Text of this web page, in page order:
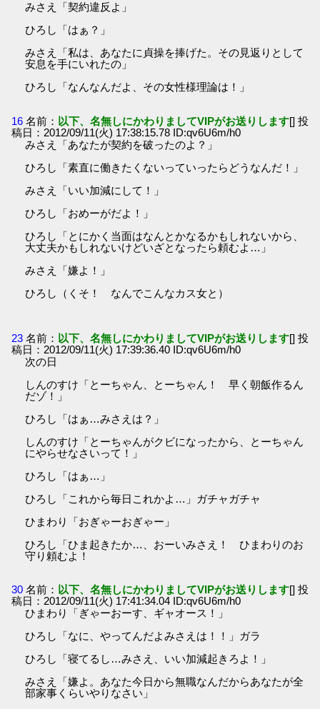
みさえ「契約違反よ」
ひろし「はぁ？」
みさえ「私は、あなたに貞操を捧げた。その見返りとして
安息を手にいれたの」
ひろし「なんなんだよ、その女性様理論は！」
16 名前： 以下、名無しにかわりましてVIPがお送りします[] 投
稿日：2012/09/11(火) 17:38:15.78 ID:qv6U6m/h0
みさえ「あなたが契約を破ったのよ？」
ひろし「素直に働きたくないっていったらどうなんだ！」
みさえ「いい加減にして！」
ひろし「おめーがだよ！」
ひろし「とにかく当面はなんとかなるかもしれないから、
大丈夫かもしれないけどいざとなったら頼むよ…」
みさえ「嫌よ！」
ひろし（くそ！ なんでこんなカス女と）
23 名前： 以下、名無しにかわりましてVIPがお送りします[] 投
稿日：2012/09/11(火) 17:39:36.40 ID:qv6U6m/h0
次の日
しんのすけ「とーちゃん、とーちゃん！ 早く朝飯作るん
だゾ！」
ひろし「はぁ…みさえは？」
しんのすけ「とーちゃんがクビになったから、とーちゃん
にやらせなさいって！」
ひろし「はぁ…」
ひろし「これから毎日これかよ…」ガチャガチャ
ひまわり「おぎゃーおぎゃー」
ひろし「ひま起きたか…、おーいみさえ！ ひまわりのお
守り頼むよ！
30 名前： 以下、名無しにかわりましてVIPがお送りします[] 投
稿日：2012/09/11(火) 17:41:34.04 ID:qv6U6m/h0
ひまわり「ぎゃーおーす、ギャオース！」
ひろし「なに、やってんだよみさえは！！」ガラ
ひろし「寝てるし…みさえ、いい加減起きろよ！」
みさえ「嫌よ。あなた今日から無職なんだからあなたが全
部家事くらいやりなさい」